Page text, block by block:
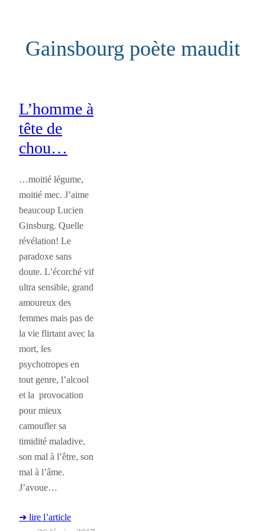
contenuGainsbourg poète maudit
L’homme à
tête de
chou…
…moitié légume,
moitié mec. J’aime
beaucoup Lucien
Ginsburg. Quelle
révélation! Le
paradoxe sans
doute. L’écorché vif
ultra sensible, grand
amoureux des
femmes mais pas de
la vie flirtant avec la
mort, les
psychotropes en
tout genre, l’alcool
et la provocation
pour mieux
camoufler sa
timidité maladive,
son mal à l’être, son
mal à l’âme.
J’avoue…
➜ lire l’article